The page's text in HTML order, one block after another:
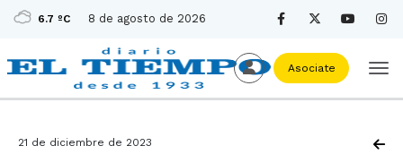
6.7 ºC 8 de agosto de 2026
Asociate
21 de diciembre de 2023